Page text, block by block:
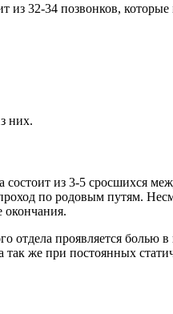
из 32-34 позвонков,
них.
состоит из 3-5 сросшихся
по родовым путям.
отдела проявляется
так же при постоянных